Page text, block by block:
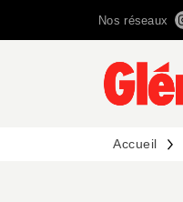
Nos réseaux
Accueil